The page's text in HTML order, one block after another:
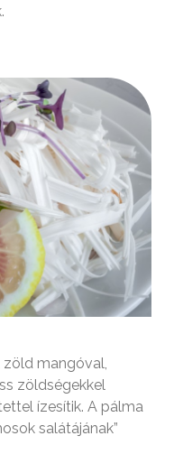
mangóval,
zöldségekkel
ízesítik. A pálma
salátájának”